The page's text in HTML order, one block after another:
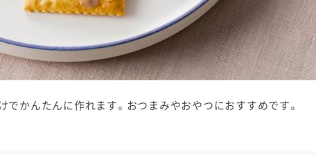
かんたんに作れます。おつまみやおやつにおすすめです。